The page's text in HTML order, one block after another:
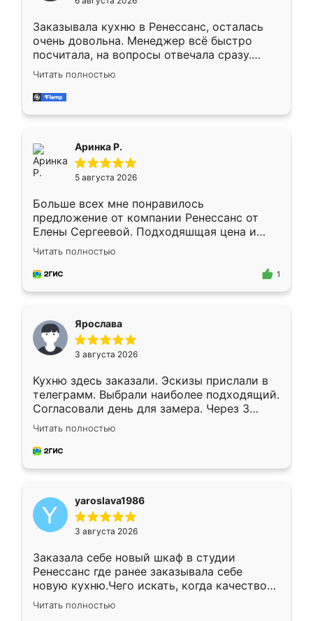
мебели буду заказывать только здесь.
Заказывала кухню в Ренессанс, осталась
очень довольна. Менеджер всё быстро
посчитала, на вопросы отвечала сразу.
Замерщик приехал в субботу, подошёл к
делу со всей ответственностью. Собрали
за день, ребята работали аккуратно, даже
Читать полностью
Аринка Р.
5 августа 2026
Больше всех мне понравилось
предложение от компании Ренессанс от
Елены Сергеевой. Подходяшщая цена и
короткие сроки изготовления. Приехавший
для замера сотрудник Владислав
предложил по моему эскизу самый
Читать полностью
1
Ярослава
3 августа 2026
Кухню здесь заказали. Эскизы прислали в
телеграмм. Выбрали наиболее подходящий.
Согласовали день для замера. Через 3
недели кухня была уже готова. Остались
довольны работой. Спасибо Ренессанс
мебель за качественную работу!
Читать полностью
yaroslava1986
3 августа 2026
Заказала себе новый шкаф в студии
Ренессанс где ранее заказывала себе
новую кухню.Чего искать, когда качеством
вполне довольна. Служит кухня уже почти
два года, нареканий нет.
Читать полностью